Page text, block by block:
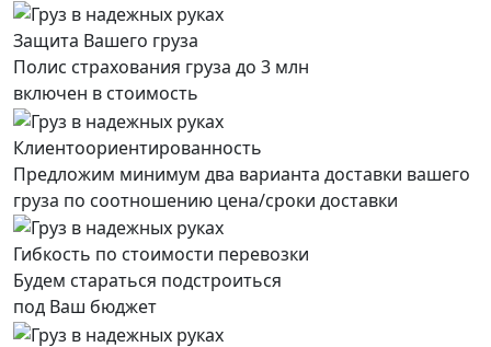
Защита Вашего груза
Полис страхования груза до 3 млн
включен в стоимость
Клиентоориентированность
Предложим минимум два варианта доставки вашего
груза по соотношению цена/сроки доставки
Гибкость по стоимости перевозки
Будем стараться подстроиться
под Ваш бюджет